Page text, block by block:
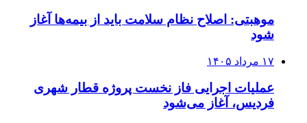
موهبتی: اصلاح نظام سلامت باید از بیمه‌ها آغاز
شود
۱۷ مرداد ۱۴۰۵
عملیات اجرایی فاز نخست پروژه قطار شهری
فردیس، آغاز می‌شود